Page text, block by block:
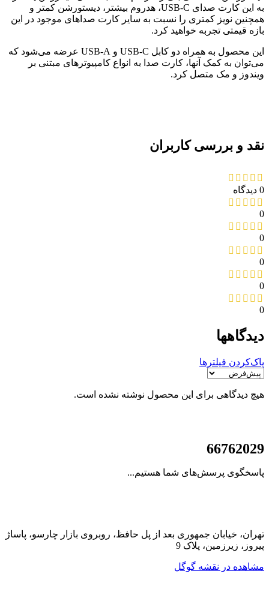
به این کارت صدای USB-C، هدروم بیشتر، دیستورشن کمتر و
همچنین نویز کمتری را نسبت به سایر کارت صداهای موجود در این
بازه قیمتی تجربه خواهید کرد.
این محصول به همراه دو کابل USB-C و USB-A عرضه می‌شود که
می‌توان به کمک آنها، کارت صدا به انواع کامپیوترهای مبتنی بر
ویندوز و مک متصل کرد.
نقد و بررسی کاربران
0 دیدگاه
0
0
0
0
0
دیدگاهها
پاک‌کردن فیلترها
هیچ دیدگاهی برای این محصول نوشته نشده است.
66762029
پاسخگوی پرسش‌های شما هستیم...
تهران، خیابان جمهوری بعد از پل حافظ، روبروی بازار چارسو، پاساژ
پیروز، زیرزمین، پلاک 9
مشاهده در نقشه گوگل